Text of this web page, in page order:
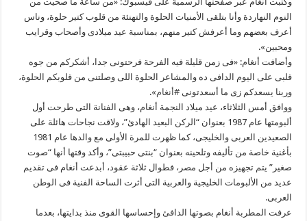
زى
ما
أسعدتونى”
مغلقة
النوم النهاردة وأنا بتلقى الأمنيات الحلوة والتهنئة من قلوب كتير حلوة، وناس
أعرف بعضهم وما أعرفش كتير منهم، بمناسبة عيد ميلادى وأصحاب وقرايب
ومحبين».
وأضافت أنغام: «فى زمن قليلة فيه الفرحة فرحتونى جدا، أشكركم من جوه
قلبى على اليوم الدافى ده والمشاعر الحلوة اللى وصلتنى من قلوبكم الحلوة،
وربنا يسعدكم زى ما أسعدتونى#أنغام».
ووافق أمس الثلاثاء، عيد ميلاد النجمة أنغام، وهى الفنانة التى طرحت أول
ألبومتها عام 1987 بعنوان “الركن البعيد الهادئ”، ولاقت نجاحات هائلة على
الصعيدين العربى والخليجى، كما ظهرت للمرة الأولى مع والدها عام 1981
بأغنية خاصة من تأليفه وتلحينه بعنوان “بنتى حبيبتى”، وأكد وقتها أنها “صوت
صغير” يتم تجهيزه من أجل مصر، فطوال ثلاثة عقود، أبدعت أنغام فى تقديم
عديد من الألبومات الخليجية والعربية التى أثرت الساحة الفنية فى الوطن
العربى.
عرفت المطربة أنغام بصوتها الدافئ وإحساسها القوى منذ بدايتها، بعدما